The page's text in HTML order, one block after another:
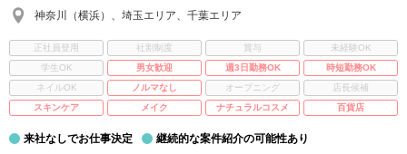
神奈川（横浜）、埼玉エリア、千葉エリア
正社員登用 社割制度 賞与
未経験OK
学生OK
男女歓迎 週3日勤務OK
時短勤務OK
ネイルOK
ノルマなし オープニング
店長候補
スキンケア
メイク ナチュラルコスメ 百貨店
来社なしでお仕事決定 継続的な案件紹介の可能性あり